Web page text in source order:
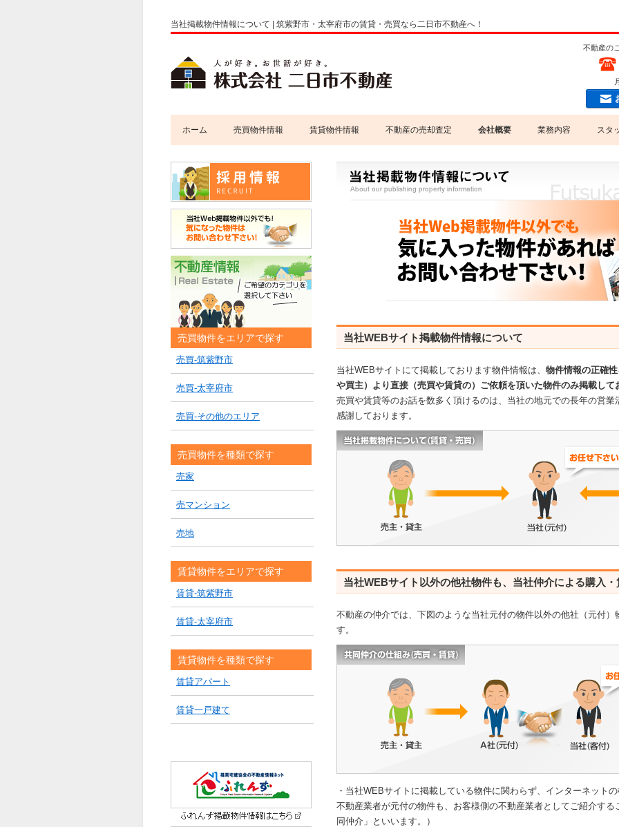
当社掲載物件情報について | 筑紫野市・太宰府市の賃貸・売買なら二日市不動産へ！
不動産の
ホーム 売買物件情報 賃貸物件情報 不動産の売却査定 会社概要
当社掲載物件情報について
業務内容
賃貸業務
損害保険代理店
スタ
当社WEBサイト掲載物件情報について
当社WEBサイトにて掲載しております物件情報は、 物件情報の正確
や買主）より直接（売買や賃貸の）ご依頼を頂いた物件のみ掲載して
売買や賃貸等のお話を数多く頂けるのは、当社の地元での長年の営
感謝しております。
当社WEBサイト以外の他社物件も、当社仲介による購入
不動産の仲介では、下図のような当社元付の物件以外の他社（元付
す。
・当社WEBサイトに掲載している物件に関わらず、インターネット
不動産業者が元付の物件も、お客様側の不動産業者としてご紹介す
同仲介」といいます。）
売買物件をエリアで探す
売買-筑紫野市
売買-太宰府市
売買-その他のエリア
売買物件を種類で探す
売家
売マンション
売地
賃貸物件をエリアで探す
賃貸-筑紫野市
賃貸-太宰府市
賃貸物件を種類で探す
賃貸アパート
賃貸一戸建て